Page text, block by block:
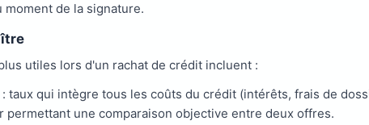
de la signature.
utiles lors d'un rachat de crédit incluent :
taux qui intègre tous les coûts du crédit (intérêts, frais de
une comparaison objective entre deux offres.